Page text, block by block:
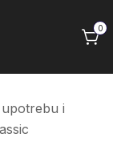
0
i